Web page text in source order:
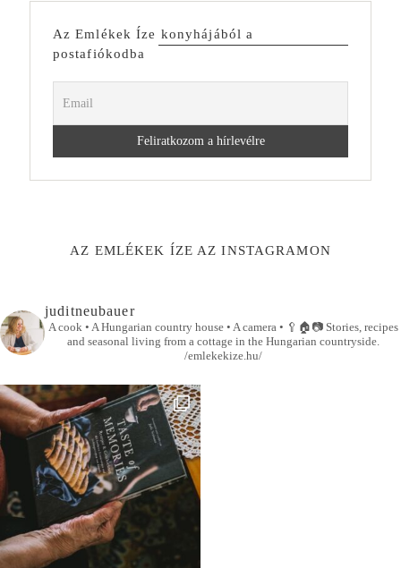
Az Emlékek Íze konyhájából a
postafiókodba
AZ EMLÉKEK ÍZE AZ INSTAGRAMON
juditneubauer
A cook • A Hungarian country house • A camera • 🥄🏠📷Stories, recipes
and seasonal living from a cottage in the Hungarian countryside.
/emlekekize.hu/